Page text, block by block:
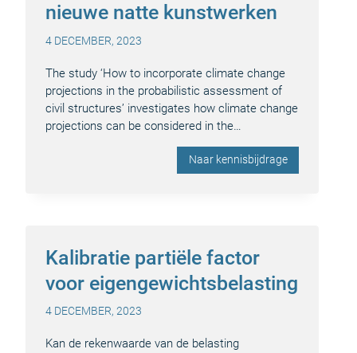
nieuwe natte kunstwerken
4 DECEMBER, 2023
The study ‘How to incorporate climate change
projections in the probabilistic assessment of
civil structures’ investigates how climate change
projections can be considered in the…
Naar kennisbijdrage
Kalibratie partiële factor
voor eigengewichtsbelasting
4 DECEMBER, 2023
Kan de rekenwaarde van de belasting